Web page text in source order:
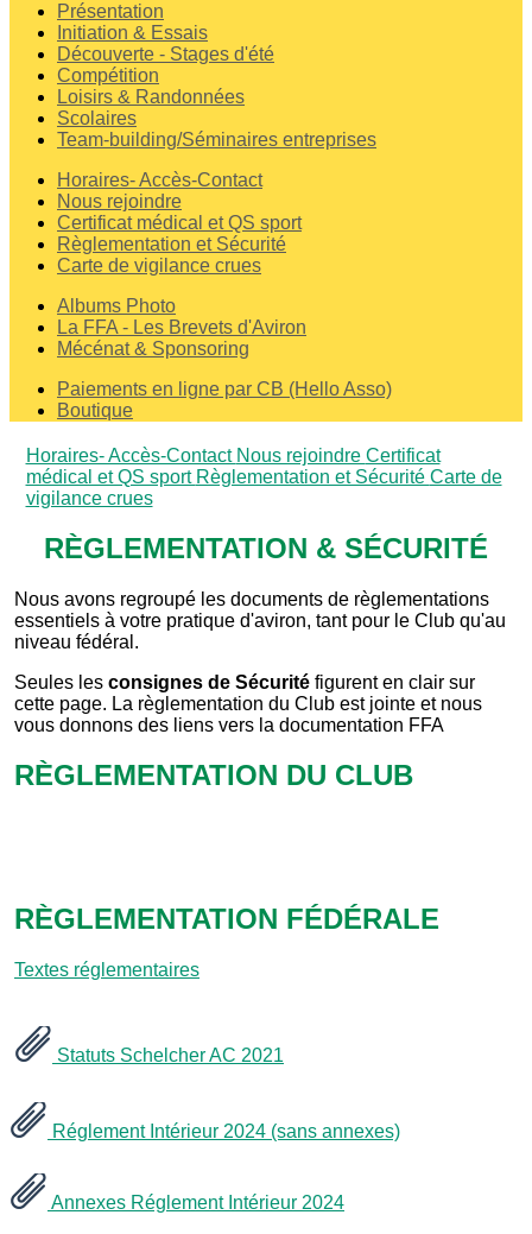
Présentation
Initiation & Essais
Découverte - Stages d'été
Compétition
Loisirs & Randonnées
Scolaires
Team-building/Séminaires entreprises
Horaires- Accès-Contact
Nous rejoindre
Certificat médical et QS sport
Règlementation et Sécurité
Carte de vigilance crues
Albums Photo
La FFA - Les Brevets d'Aviron
Mécénat & Sponsoring
Paiements en ligne par CB (Hello Asso)
Boutique
Horaires- Accès-Contact Nous rejoindre Certificat
médical et QS sport Règlementation et Sécurité Carte de
vigilance crues
RÈGLEMENTATION & SÉCURITÉ
Nous avons regroupé les documents de règlementations
essentiels à votre pratique d'aviron, tant pour le Club qu'au
niveau fédéral.
Seules les consignes de Sécurité figurent en clair sur
cette page. La règlementation du Club est jointe et nous
vous donnons des liens vers la documentation FFA
RÈGLEMENTATION DU CLUB
RÈGLEMENTATION FÉDÉRALE
Textes réglementaires
Statuts Schelcher AC 2021
Réglement Intérieur 2024 (sans annexes)
Annexes Réglement Intérieur 2024